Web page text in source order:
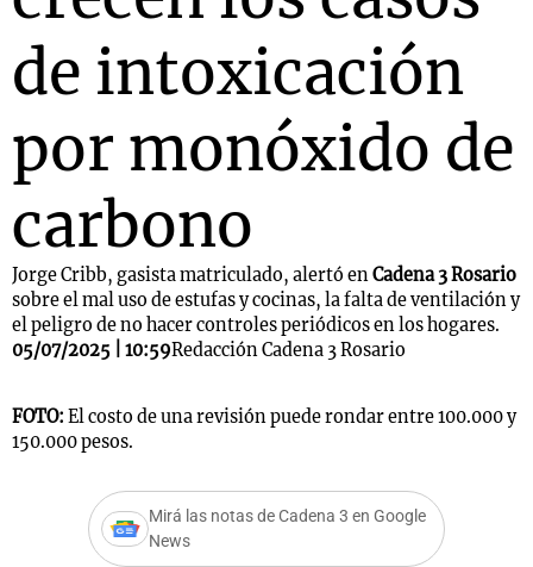
de intoxicación
por monóxido de
carbono
Jorge Cribb, gasista matriculado, alertó enCadena 3 Rosario
sobre el mal uso de estufas y cocinas, la falta de ventilación y
el peligro de no hacer controles periódicos en los hogares.
05/07/2025 | 10:59Redacción Cadena 3 Rosario
FOTO: El costo de una revisión puede rondar entre 100.000 y
150.000 pesos.
Mirá las notas de Cadena 3 en Google
News